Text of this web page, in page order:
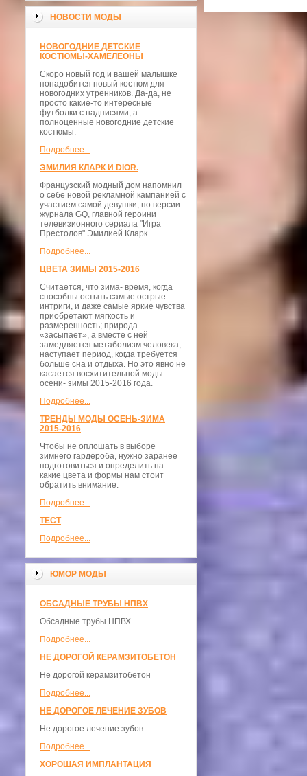
НОВОСТИ МОДЫ
НОВОГОДНИЕ ДЕТСКИЕ
КОСТЮМЫ-ХАМЕЛЕОНЫ
Скоро новый год и вашей малышке
понадобится новый костюм для
новогодних утренников. Да-да, не
просто какие-то интересные
футболки с надписями, а
полноценные новогодние детские
костюмы.
Подробнее...
ЭМИЛИЯ КЛАРК И DIOR.
Французский модный дом напомнил
о себе новой рекламной кампанией с
участием самой девушки, по версии
журнала GQ, главной героини
телевизионного сериала "Игра
Престолов" Эмилией Кларк.
Подробнее...
ЦВЕТА ЗИМЫ 2015-2016
Считается, что зима- время, когда
способны остыть самые острые
интриги, и даже самые яркие чувства
приобретают мягкость и
размеренность; природа
«засыпает», а вместе с ней
замедляется метаболизм человека,
наступает период, когда требуется
больше сна и отдыха. Но это явно не
касается восхитительной моды
осени- зимы 2015-2016 года.
Подробнее...
ТРЕНДЫ МОДЫ ОСЕНЬ-ЗИМА
2015-2016
Чтобы не оплошать в выборе
зимнего гардероба, нужно заранее
подготовиться и определить на
какие цвета и формы нам стоит
обратить внимание.
Подробнее...
ТЕСТ
Подробнее...
ЮМОР МОДЫ
ОБСАДНЫЕ ТРУБЫ НПВХ
Обсадные трубы НПВХ
Подробнее...
НЕ ДОРОГОЙ КЕРАМЗИТОБЕТОН
Не дорогой керамзитобетон
Подробнее...
НЕ ДОРОГОЕ ЛЕЧЕНИЕ ЗУБОВ
Не дорогое лечение зубов
Подробнее...
ХОРОШАЯ ИМПЛАНТАЦИЯ